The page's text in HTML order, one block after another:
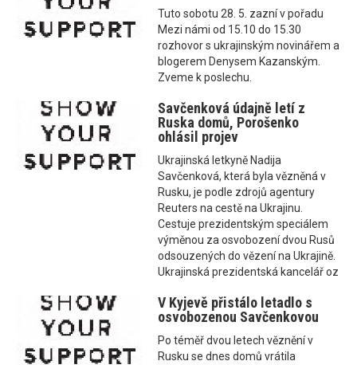
Tuto sobotu 28. 5. zazní v pořadu
Mezi námi od 15.10 do 15.30
rozhovor s ukrajinským novinářem a
blogerem Denysem Kazanským.
Zveme k poslechu.
Savčenková údajně letí z
Ruska domů, Porošenko
ohlásil projev
Ukrajinská letkyně Nadija
Savčenková, která byla vězněná v
Rusku, je podle zdrojů agentury
Reuters na cestě na Ukrajinu.
Cestuje prezidentským speciálem
výměnou za osvobození dvou Rusů
odsouzených do vězení na Ukrajině.
Ukrajinská prezidentská kancelář oz
V Kyjevě přistálo letadlo s
osvobozenou Savčenkovou
Po téměř dvou letech věznění v
Rusku se dnes domů vrátila